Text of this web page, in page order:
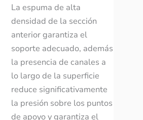
La espuma de alta
densidad de la sección
anterior garantiza el
soporte adecuado, además
la presencia de canales a
lo largo de la superficie
reduce significativamente
la presión sobre los puntos
de apoyo y garantiza el